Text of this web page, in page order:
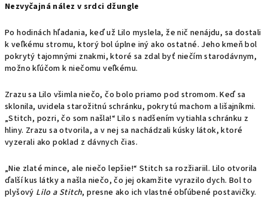
Nezvyčajná nález v srdci džungle
Po hodinách hľadania, keď už Lilo myslela, že nič nenájdu, sa dostali
k veľkému stromu, ktorý bol úplne iný ako ostatné. Jeho kmeň bol
pokrytý tajomnými znakmi, ktoré sa zdal byť niečím starodávnym,
možno kľúčom k niečomu veľkému.
Zrazu sa Lilo všimla niečo, čo bolo priamo pod stromom. Keď sa
sklonila, uvidela starožitnú schránku, pokrytú machom a lišajníkmi.
„Stitch, pozri, čo som našla!“ Lilo s nadšením vytiahla schránku z
hliny. Zrazu sa otvorila, a v nej sa nachádzali kúsky látok, ktoré
vyzerali ako poklad z dávnych čias.
„Nie zlaté mince, ale niečo lepšie!“ Stitch sa rozžiariil. Lilo otvorila
ďalší kus látky a našla niečo, čo jej okamžite vyrazilo dych. Bol to
plyšový Lilo a Stitch, presne ako ich vlastné obľúbené postavičky.